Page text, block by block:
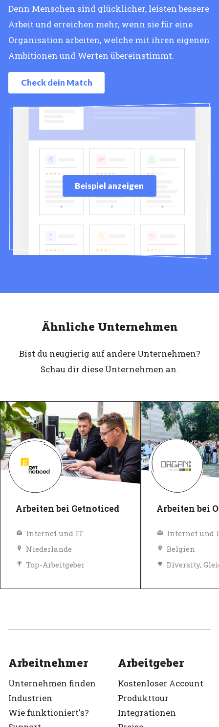
Denn Menschen sind glücklicher, leisten bessere
Arbeit und erreichen mehr, wenn sie für eine
Organisation arbeiten, welche mit ihren eigenen
Ambitionen und Werten übereinstimmt.
Check dein Match
Beispiel anzeigen
Ähnliche Unternehmen
Bist du neugierig auf andere Unternehmen?
Schau dir diese Unternehmen an.
Arbeiten bei Getnoticed
Internet und IT
Niederlande
Top-Arbeitgeber
Arbeiten bei
Internet und
Belgien
Arbeitnehmer
Unternehmen finden
Industrien
Wie funktioniert's?
Arbeitgeber
Kostenloser Account
Produkttour
Integrationen